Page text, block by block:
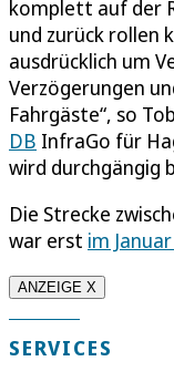
komplett auf der
und zurück rollen
ausdrücklich um
Verzögerungen
Fahrgäste“, so
DB InfraGo für
wird durchgängig
Die Strecke
war erst im
ANZEIGE X
SERVICES